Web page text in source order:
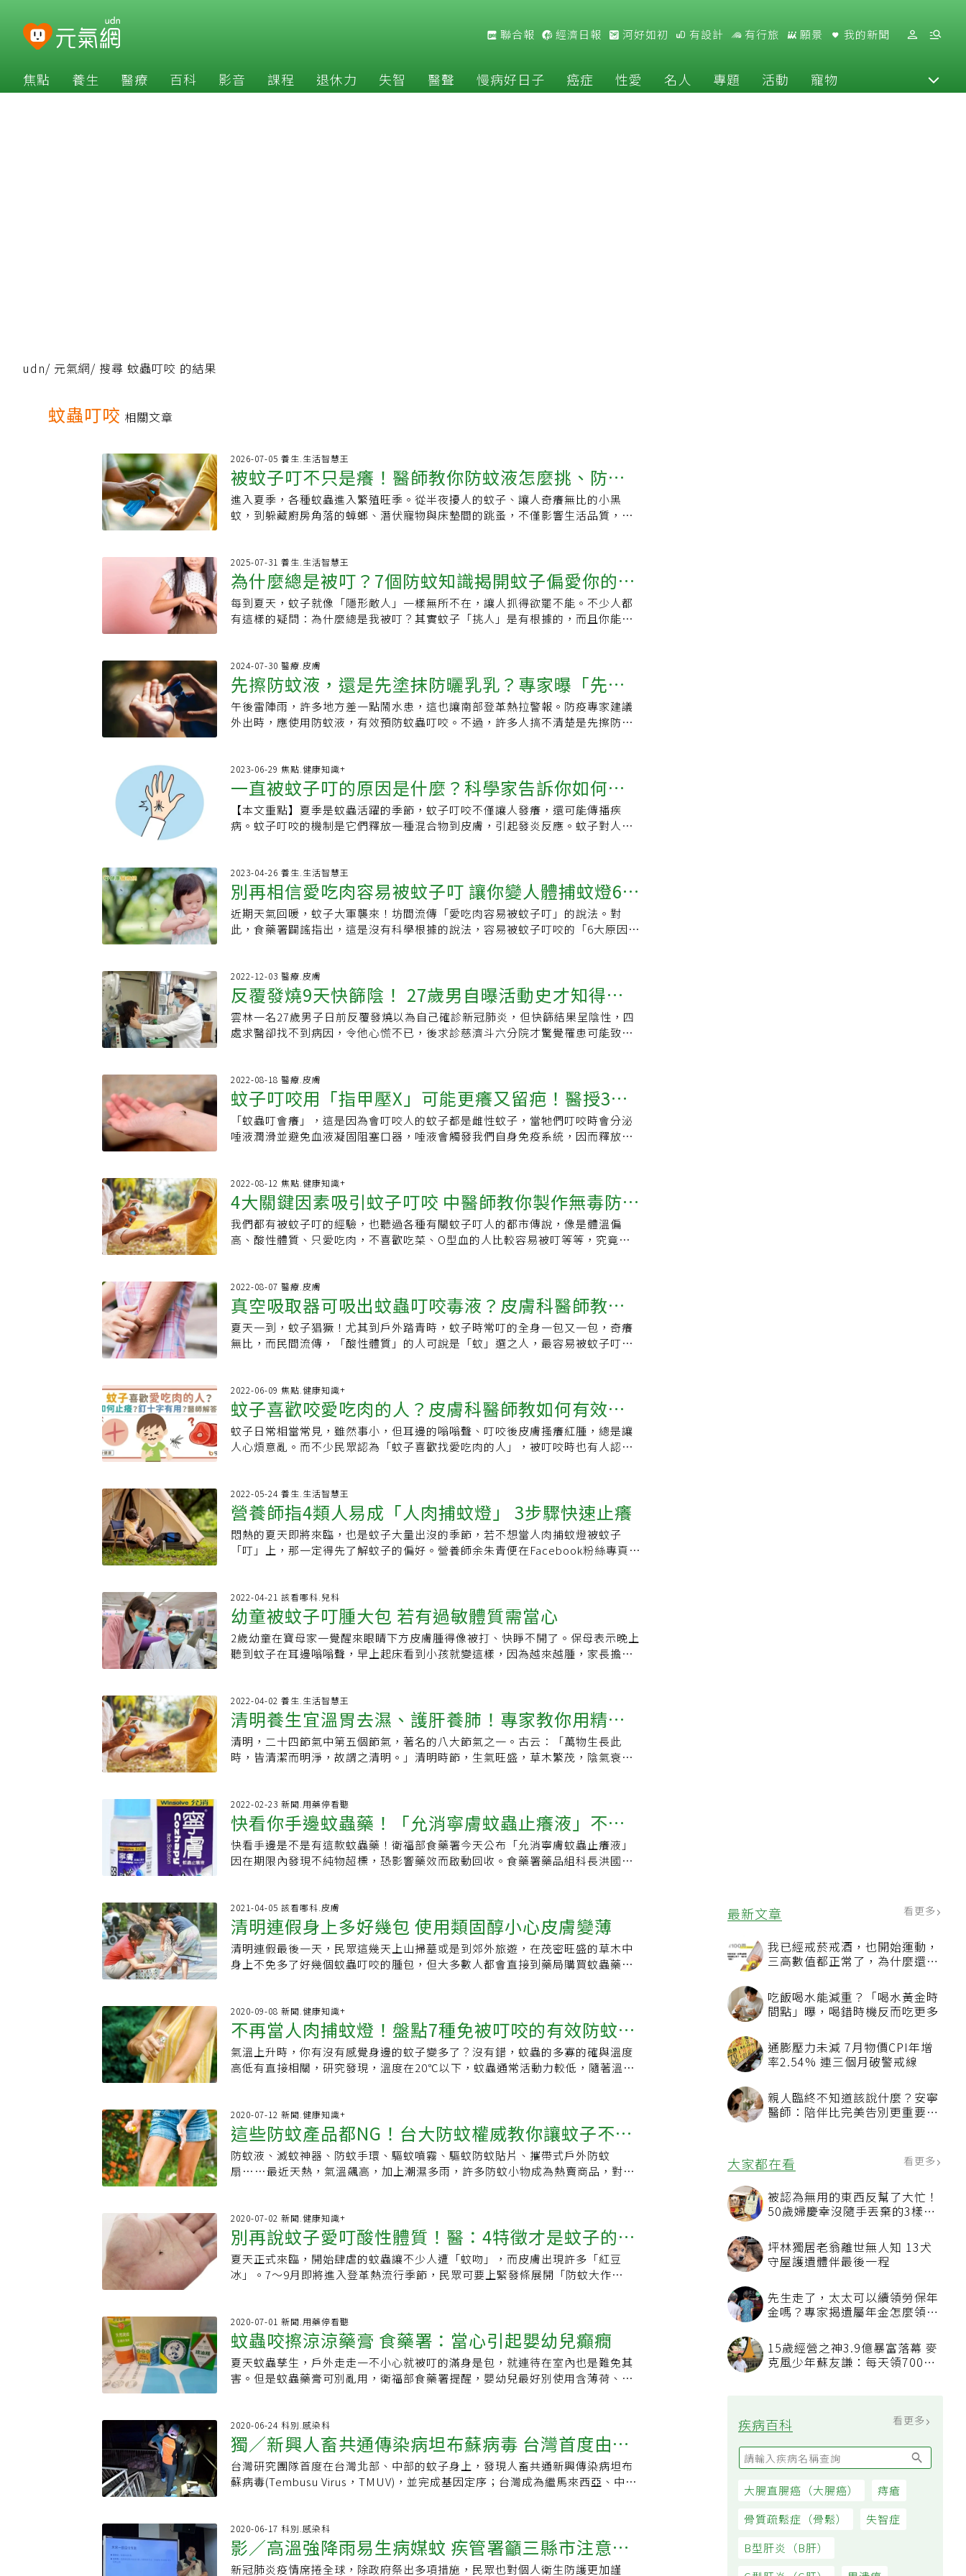
聯合報 經濟日報 河好如初 有設計 有行旅 願景 我的新聞
焦點 養生 醫療 百科 影音 課程 退休力 失智 醫聲 慢病好日子 癌症 性愛 名人 專題 活動 寵物
最新文章 看更多
我已經戒菸戒酒，也開始運動，
三高數值都正常了，為什麼還不
吃飯喝水能減重？「喝水黃金時
間點」曝，喝錯時機反而吃更多
通膨壓力未減 7月物價CPI年增
率2.54% 連三個月破警戒線
親人臨終不知道該說什麼？安寧
醫師：陪伴比完美告別更重要，
大家都在看 看更多
被認為無用的東西反幫了大忙！
50歲婦慶幸沒隨手丟棄的3樣物
坪林獨居老翁離世無人知 13犬
守屋護遺體伴最後一程
先生走了，太太可以續領勞保年
金嗎？專家揭遺屬年金怎麼領，
15歲經營之神3.9億暴富落幕 麥
克風少年蘇友謙：每天領700元
疾病百科 看更多
大腸直腸癌（大腸癌）
痔瘡
骨質疏鬆症（骨鬆）
失智症
B型肝炎（B肝）
udn/ 元氣網/ 搜尋 蚊蟲叮咬 的結果
蚊蟲叮咬 相關文章
2026-07-05 養生.生活智慧王
被蚊子叮不只是癢！醫師教你防蚊液怎麼挑、防蟲5
大重點
進入夏季，各種蚊蟲進入繁殖旺季。從半夜擾人的蚊子、讓人奇癢無比的小黑
蚊，到躲藏廚房角落的蟑螂、潛伏寵物與床墊間的跳蚤，不僅影響生活品質，更
人，更是重要的病媒生物，可傳播多種病原體，例如登革熱、屈公病及瘧疾等疾
病。新光醫院醫務秘書、感染科主治醫師黃建賢指出，不同蚊蟲種類與環境條
件，會影響疾病傳播風險，民眾不必過度恐慌，但仍需提高警覺。蚊子叮不只是
癢，登革熱病媒蚊最要防範。黃建賢指出，常見的家蚊主要造成叮咬後的皮膚搔
癢，目前沒有證據顯示會傳播人類重大傳染病，因此不必過度緊張；真正需要留
昆蟲或動物叮咬不同，蚊子透過細長口器吸血，可能將唾液中的病原體帶入人
體。黃建賢表示，是否造成感染，除了蚊種因素，也與環境中是否存在病原體有
關。例如瘧原蟲感染目前在台灣已無本土流行，多為境外移入個案，因此整體風
險相對較低，但仍不可掉以輕心。出現登革熱症狀需警覺，清除孳生源最關鍵。
衰竭等重症反應，甚至危及生命。因此若出現疑似症狀，應及早就醫並告知蚊蟲
叮咬史。針對防蚊措施，黃建賢指出，民眾應以環境管理為優先，包括清除積水
容器、避免孳生源，並在蚊蟲活動時節加強居家防護，如關閉門窗、加裝紗窗，
並使用電蚊拍、捕蚊燈等工具。天然方式如精油或焚燒艾草，雖可短暫驅趕蚊
蟲，但效果有限，仍需搭配物理或化學防治方式。防蚊液依年齡挑選濃度，幼兒
到防蚊效果；環境用藥則不可直接接觸人體。使用時應依照標示濃度與頻率，避
免過量使用。通常幼兒使用需特別注意濃度與使用頻率，避免接觸眼口與黏膜部
位，並由成人協助塗抹。疾管署建議，成人可選用敵避濃度≦50%的防蚊藥劑，
而年齡兩個月以上的孩童，只建議使用DEET濃度為10%至30%的防蚊藥劑，且
防止蚊蟲叮咬。另外，含派卡瑞丁的防蚊藥劑，依目前的產品許可證，僅適用於2
歲以上孩童。冷敷可緩解搔癢，避免過度搔抓造成細菌感染。除了塗抹式防蚊
液，電蚊香與電蚊香片也是常見選擇，其主要成分多為除蟲菊精類
（Pyrethroids），可干擾蚊蟲神經系統以達驅殺效果。使用時應保持室內通風，
並依產品說明操作，避免長時間於密閉空間高劑量暴露。若不慎遭蚊蟲叮咬，應
帶來清涼感，暫時減輕不適，但並非治療藥物。整體而言，防蚊重點在於環境清
除與個人防護並行，正確使用防蚊工具與藥劑，才能有效降低疾病風險。蟲蟲冷
知識．我家住十樓，蚊子竟然飛得上來？蚊子也會「搭電梯」（電梯門開啟時進
入）！雖然蚊子由地面垂直起飛直達十樓的機率不大，但藉由氣流、工具的運
物汁液或花蜜為食，雌蟲則會叮咬人類吸血，造成明顯紅腫與搔癢。小黑蚊的活
動時間具有明顯規律，主要集中在白天時段，尤其以清晨與傍晚最活躍。一般來
說，上午約8點到10點、下午約3點到6點，是出沒與叮咬的高峰期，幾乎不在夜
間活動。資料來源／衛福部疾管署
2025-07-31 養生.生活智慧王
為什麼總是被叮？7個防蚊知識揭開蚊子偏愛你的真
相
每到夏天，蚊子就像「隱形敵人」一樣無所不在，讓人抓得欲罷不能。不少人都
有這樣的疑問：為什麼總是我被叮？其實蚊子「挑人」是有根據的，而且你能透
等積水容器，就連一個瓶蓋的水量都足夠蚊子繁殖。一般只有雌蚊才會叮人吸
血，因為牠們需要血液中的蛋白質來製造卵子。雄蚊只吸花蜜，不吸血。蚊子會
用一根像針一樣的口器（口吻），會刺入皮膚吸血，並注入唾液以防血液凝固。
這個過程幾乎無痛，所以你常常沒感覺就被叮了。由於你的身體會把蚊子的唾液
當作外來物質，進而啟動免疫反應，釋放組織胺，這會導致皮膚紅腫、發癢。防
讓蚊子無法抗拒。2.O型血的人被叮更多實驗發現，O型血的人被叮的機率是A型
的兩倍，B型則介於中間。雖然血型改不了，但可透過其他方式補強防禦。3.少喝
酒、保持冷靜喝酒會升高體溫與二氧化碳排放，讓蚊子更容易發現你。運動後或
呼吸急促時也一樣容易吸引蚊子。4.穿對衣服才有用蚊子偏好深色、吸熱的衣
6.清除家中所有積水蚊子能在任何靜止水面產卵，從水缸、花盆、飲料瓶蓋到排
水孔都不能放過。每週巡視一次家中戶外積水區域。7.越香越容易被叮是真的身
體的細菌組成會影響你散發的氣味，而這些氣味可能會吸引或排斥蚊子。少用香
水、香皂、芳香乳液可降低吸引力。不過足部的「起司味」氣味對蚊子來說是超
強吸引劑，因此記得洗腳。【資料來源】．Mosquitoes bite! 5 tips for making
2024-07-30 醫療.皮膚
先擦防蚊液，還是先塗抹防曬乳乳？專家曝「先後
順序」，塗抹前注意3件事
午後雷陣雨，許多地方差一點鬧水患，這也讓南部登革熱拉警報。防疫專家建議
外出時，應使用防蚊液，有效預防蚊蟲叮咬。不過，許多人搞不清楚是先擦防蚊
灑於衣物，有些則可塗抹於皮膚，但是並非所有部位都可以塗抹，使用前仍需確
認使用注意事項等相關標示，若有傷口或過敏等肌膚須盡量避開，避免過度刺激
皮膚造成不適。2.維持防護時間：防蚊液產品需要注意塗抹後可維持的時間，以
便進行補擦，如果防蚊液保護效力減弱，身邊仍有蚊子徘徊，則應遵循說明書／
仿單的用量說明，適量補擦。3.塗抹順序：如果需同時使用防曬與防蚊產品，建
搔癢 塗抹這2類藥膏可緩解民眾被蚊蟲叮咬後，皮膚搔癢時，該怎麼辦？食藥署
提出2大建議：1.先以肥皂和乾淨的清水清洗傷口，減少感染風險，適度減緩搔
癢。2.適度冷敷，有助於消腫止癢。但儘量避免過度抓癢，以免引發細菌感染。
至於想要有效消炎消腫，建議選擇下列2類蚊蟲藥膏：1.含抗組織胺藥品：主要緩
兒被叮咬後產生紅腫反應，持續惡化，或蚊蟲叮咬處不慎抓傷破皮或疼痛，應盡
快就醫，諮詢醫師，避免引發蜂窩性組織炎。★本文經《NOW健康》授權刊登，
原文刊載於此★關心健康生活大小事，點此進入【NOW健康】延伸閱讀：．幾歲
開始老很快？醫曝3年紀是斷崖式衰老關鍵，6方法延緩老化．長壽最佳步數不是1
萬步？ 歐洲研究：走「這個步數」可降低死亡風險．當70歲時想過什麼樣的生
2023-06-29 焦點.健康知識+
一直被蚊子叮的原因是什麼？科學家告訴你如何預
防蚊蟲叮咬
【本文重點】夏季是蚊蟲活躍的季節，蚊子叮咬不僅讓人發癢，還可能傳播疾
病。蚊子叮咬的機制是它們釋放一種混合物到皮膚，引起發炎反應。蚊子對人體
空調並裝紗窗來防止蚊子進入室內。外出時要保持活動，不要靜止不動，並注意
穿著適當的衣物。--by ChatGPT夏季不只氣溫炎熱，也是蚊蟲容易出沒的季節，
被蚊子叮咬不僅讓你發癢，還會傳播包含登革熱、瘧疾、茲卡病毒感染症等疾
病。事實上蚊子是世界上最致命的動物之一，造成的死亡人數比世界上任何其他
生物都多。即便你周遭的蚊子不帶有這些病菌，被蚊子叮咬仍是一件惱人的事，
時，需要額外的蛋白質，而這些蛋白質是通過喝血獲得的。美國約翰霍普金斯瘧
疾研究所分子微生物學和免疫學助理教授Conor McMeniman博士告訴
《CNN》，蚊子的優勢在於它可以快速吸血，然後在不被發現的情況下飛走。為
了實現這一目標，蚊子向皮膚吐出一整套不同蛋白質的混合物，這些蛋白質充當
叮咬後相對毫髮無傷地留下了幾個丘疹狀的斑點，而有的人可能會出現不得不護
理的傷痕。什麼東西最吸引蚊子？McMeniman表示，有些人確實是比較容易吸
引蚊子，他在《當代生物學》(Current Biology)期刊上最近的研究中記錄了這一
點。蚊子對構成每個人體味的一系列化學物質的反應不同，它們認為某些化學物
質比其他化學物質更令人胃口大開。不幸的是，找出某些人對蚊子特別有吸引力
你的味道，然後看到你，然後當它們足夠近時，也許距離宿主一公尺之內，它們
實際上可以檢測到從你皮膚散發的熱信號。吸引遠方蚊子的最重要的氣味之一是
二氧化碳，即我們呼吸時呼出的氣體。此外，一些研究表明，喝啤酒的人更容易
被蚊子叮咬，而另一些研究則表明，包括紅色在內的某些顏色可能對蚊子特別有
蟲劑。為了防止蚊子進入家中，確保你的窗戶裝有紗窗並在晚上打開風扇或空
調。每周清除院子裡的雜物並排出積水，以防止蚊卵孵化。需謹記的是，沒有什
麼靈丹妙藥可以保護你免受蚊蟲叮咬。儘管各種研究得出的訊息可能很誘人，但
沒有簡單的飲食習慣、避免的顏色或肥皂的氣味就能驅趕蚊子。至於外出如何避
免叮咬？國內防蚊權威、台大昆蟲系名譽教授徐爾烈曾建議，外出時千萬不要靜
步運動，務必帶著外套以及毛巾，運動後擦汗並穿上薄外套，否則一流汗，體溫
高一點，就會招惹許多病媒蚊。防蚊液使用注意事項．距離皮膚或衣物10至15公
分，緩慢噴灑。．用於臉部時，先噴於手掌再塗於臉部，並避開眼、口周圍。．
有傷口、過敏或曬傷的皮膚，不要使用。．如與防曬產品一起使用，應先使用防
分的驅蚊產品。【資料來源】．What scientists say keeps mosquitoes at bay
2023-04-26 養生.生活智慧王
別再相信愛吃肉容易被蚊子叮 讓你變人體捕蚊燈6大
原因一次看
近期天氣回暖，蚊子大軍襲來！坊間流傳「愛吃肉容易被蚊子叮」的說法。對
此，食藥署闢謠指出，這是沒有科學根據的說法，容易被蚊子叮咬的「6大原因」
是沒有科學根據的說法。事實上，蚊子主要是靠化學以及物理方式來尋找宿主。
比如視覺、嗅覺、溫度、濕度等等。 容易被蚊子叮咬的6大原因：深色衣服、噴
香水、血型、體溫、二氧化碳、體味 研究指出，人體皮膚表面有豐富的游離脂肪
酸，這些脂肪酸在與細菌代謝之下，會產生許多不同氣味的羧酸。而個體的皮膚
羧酸豐富度與蚊子吸引力之間有關聯，對於不容易被蚊子叮的人而言，他們可能
味分子，從而增加人類對於蚊子的吸引力，以增加瘧疾的傳播。食藥署呼籲，民
眾不要再相信蚊子的叮咬與酸性體質有關係，事實上，人體的酸鹼度會維持在一
定的定值，不會因為飲食而有過大的改變。 預防蚊子叮咬2大招：定時的噴防蚊
液、穿著長褲長袖至於被蚊蟲叮咬後，擦小護士有效嗎？食藥署說明，一般民眾
夠有效緩解。 止癢藥3大主要成份 抗組織胺：最常見的成分，可以直接消腫消
癢。 局部麻醉：透過麻醉效果，達到止癢效果，但是沒有消炎作用。 類固醇：通
常使用較弱效的類固醇，利用抗發炎作用，減少皮膚發癢情形，但不建議用在有
傷口的地方。 止癢藥7種次要成分則如下： ．保濕劑：例如尿素、泛醇
(panthenol)，它們能維持皮膚屏障，減少過敏原刺激，減少搔癢刺激感。 ．
注意力。 ．甘草酸(glycyrrhetinic Acid)：具有類似類固醇的抗發炎作用。 ．水
楊酸：常見的消炎止痛藥成分。 ．金盞花：含有豐富的類黃酮以及三萜類成分，
是天然的抗發炎成分。 ．紫雲膏：傳統的中藥良方，具有消炎消腫、滋潤肌膚的
作用。 食藥署最後提醒，2歲以下的小孩禁止使用添加薄荷或是樟腦成分的藥
肝？ 醫：全錯！資料來源：健康醫療網
https://www.healthnews.com.tw/readnews.php?id=57540責任編輯：辜子
桓
2022-12-03 醫療.皮膚
反覆發燒9天快篩陰！ 27歲男自曝活動史才知得
「恙蟲病」
雲林一名27歲男子日前反覆發燒以為自己確診新冠肺炎，但快篩結果呈陰性，四
處求醫卻找不到病因，令他心慌不已，後求診慈濟斗六分院才驚覺罹患可能致命
虛且無力，很擔心自己是否得了怪病。耳鼻喉頭頸外科主任黃俊豪表示，男子到
診時，脖子皮膚有塊黑色結痂，周圍有泛紅小點，手、腳也發現類似結痂症狀，
進一步詢問得知男子前陣子曾到新竹戶外爬山，綜合症狀都可能和恙蟲病有關，
抽血檢查後確診。 黃俊豪說，恙蟲病是由帶有立克次體的恙蟲，叮咬而感染的急
性發熱性疾病，蟲體主要在夏天大量繁殖，出沒山區、野外、雜草叢生等處，不
10至14天潛伏期，不會有症狀，後續才會出現黑色結痂、周圍泛紅，易讓人以為
單純被蚊蟲叮咬，直到潛伏期過後開始出現反覆發燒、畏寒、淋巴結腫大等症狀
才有警覺。而恙蟲病嚴重時甚至立克次體還會跑到全身各處，除淋巴結，還會擴
及肝臟、脾臟等造成器官腫大，若到心臟時則將導致心肌炎或腦膜炎、結膜炎
2022-08-18 醫療.皮膚
蚊子叮咬用「指甲壓X」可能更癢又留疤！醫授3招
快速止癢
「蚊蟲叮會癢」，這是因為會叮咬人的蚊子都是雌性蚊子，當牠們叮咬時會分泌
唾液潤滑並避免血液凝固阻塞口器，唾液會觸發我們自身免疫系統，因而釋放組
示，大部分的叮咬並不會就此留下疤痕，通常是因為被叮咬導致的癢感令人搔抓
不止，造成破皮，引起發炎反應，就會促使黑色素細胞生成黑色素沉澱，因此就
會留疤，青春痘好後留下黑色痘疤也是同樣的道理。（推薦閱讀：小心留疤！傷
口通風乾燥、藥水消毒都是錯的 專家授「傷口正確處理法」）雖然不特別處理幾
個月後顏色會慢慢淡掉，因為皮膚本來就會自然代謝，年紀愈輕的人或黑色素沉
水去發癢部位止癢，這都是利用痛感/熱感來轉移對癢的感受，但指甲依舊會傷皮
膚，陳昱璁分享，曾遇過患者使用指甲反覆壓印皮膚造成整片皮膚破皮流血，指
壓肌膚也會讓細胞釋放更多組織胺，反而更癢；熱水則是會破壞皮脂膜，使皮膚
更為敏感，更容易癢。因此這兩種方式都不推薦。被叮咬後 正確止癢方法為了
抹保濕產品可降低皮膚敏感度。2、局部塗抹類固醇藥膏是最有效的止癢方式，快
速將癢感壓制下來，才不會愈抓愈癢。但是類固醇的用量注意要適量，建議要由
專業皮膚科醫師開立類固醇外用藥等處方。3、嚴重大面積發癢時由醫師開立口服
抗組織胺或類固醇。（推薦閱讀：皮膚癢要擦什麼藥？ 藥師解析「5類成分用
途」：別傻傻亂塗）美白除疤 常見方式一次看．美白成分：如麴酸(Kojic
力，淡化黑斑效果。雖然有些成分美妝店就買的到，建議還是要醫師指示，避免
有不良反應，尤其是兒童不建議隨意使用。．表淺性化學處理：果酸、杏仁酸、
水楊酸、A酸能促進角質細胞代謝，將表淺黑色素帶走，改善暗沉。．雷射：黑色
素沉澱較深層時會需要多次慢慢處理。．防曬：避開紫外線，避免黑色素生成。
大的問題，不過每個人的膚質畢竟有異，要嘗試之前記得先從小面積開始試用，
或是向皮膚科醫師諮詢評估後再使用。延伸閱讀： ·小黑蚊叮滿身包癢到哭？ 急
診醫授「3招自救」：這時段最容易成目標 ·睡到一半被蚊子吵醒好困擾！「7方
法」讓蚊蟲不敢靠近你
2022-08-12 焦點.健康知識+
4大關鍵因素吸引蚊子叮咬 中醫師教你製作無毒防蚊
包
我們都有被蚊子叮的經驗，也聽過各種有關蚊子叮人的都市傳說，像是體溫偏
高、酸性體質、只愛吃肉，不喜歡吃菜、O型血的人比較容易被叮等等，究竟蚊
有感覺毛，毛上化學感受器的神經細胞，能偵測空氣中分子濃度的細微變化。
2015年加州理工學院（California Institute of Technology）研究團隊發表在
《當代生物學(Current Biology)》的論文中提到：蚊子遠在100公尺外，就能偵
測到人體產生的二氧化碳，人類呼出二氧化碳的濃度約為4％，比空氣中二氧化碳
的濃度高出一百多倍。經由感受器，蚊子很容易能夠找到發出二氧化碳的位置。
及顏色深色的物體。因此「新陳代謝高的兒童、體溫高的孕婦，易出汗、愛喝酒
或碳酸飲料，有腳臭以及有特殊氣味的人」較容易成為蚊子的「獵物」。 破解迷
思：愛吃肉，真的比較容易被蚊子叮嗎？「體質酸鹼理論」捏造者Robert O.
Young，已在2018年被美國法院判賠1.05億元美金，宣告終結這場十多年來的騙
為體質太酸啦！ 從中醫角度來看，「濕熱體質」和「陰虛內熱」體質，最容易招
蚊子叮。愛吃辛辣、油膩、重口味，以及常喝手搖飲、菸酒過多的人，體內容易
生濕、鬱而化熱，濕和熱結合在脾胃中，會阻礙氣機運行，形成濕熱體質。• 濕
熱體質的人大多怕熱、易出汗、舌苔黃膩，常口苦口乾、口臭、眼乾目赤、四肢
常感沉重，睡多久都感覺不夠，而小便量少偏黃、大便偏軟，容易黏馬桶，便後
重口味、甜膩、滋補及偏熱型食物，如奶茶、咖啡、冰啤酒等，水果類亦要避免
荔枝、芒果及榴槤，以免加重濕熱症狀，增加被蚊叮的機會。若要加強清熱利濕
方面，則可食用具清熱祛濕功效的食物，如薏苡仁、綠豆、赤小豆、土茯苓及冬
瓜等。 • 陰虛內熱體質的人容易流汗、體溫相對偏高，面部時常有烘熱感、咽乾
乾結。 出現陰虛內熱症狀者，飲食亦宜清淡，尤其切忌晚睡熬夜，平時則可補充
滋陰潤燥的食物，如銀耳、百合、雪梨及蜂蜜等，有助清熱滋陰，讓體質變得平
和，減少被蚊子叮咬的機會。O型血的人，最容易被蚊蟲叮咬對此，日本與歐美
都有相關實驗與統計，其中《醫學昆蟲學雜誌（Journal of Medical
Entomology）》刊登過一項研究，比較O、B、AB、A等4種血型的受試者，哪一
至今仍不明確。 動手自製天然無毒的驅蚊中藥香包為了避免成為蚊子的盤中飧，
採取防蚊措施，除了把汗擦乾，保持身體乾爽、無異味，穿著淺色長袖衣物、避
免噴香味太濃的香水之外，也可動手製做天然驅蚊的中藥香包。 • 材料：丁香、
艾葉、白芷、紫蘇葉、石菖蒲、藿香、金銀花、薄荷、薄荷腦、檸檬草，各5公
扇，將自然系的味道傳遞得更遠，驅蚊的效果會更好唷！ ※使用中藥包的注意事
項：1.藥材新鮮：藥材若放置太久，導致精油揮發，便失去驅蚊效果，選購時應
避免購買受潮、發黴，或腐爛的藥材。2. 打碎藥材：製作時才把藥材打碎，讓精
油釋放出來，達到驅蚊蟲效果。3. 製做防蚊液：一旦藥材沒味道，就要更換。建
議把汰換下來的藥材，製成防蚊液，利用75%酒精與水1：1浸泡藥材後，就可拿
體質避免使用。 參考文獻：Kripena, K. (2020, May 13). How Do Mosquitoes
Bite? INSECT COP. van Breugel et al., Mosquitoes Use Vision to Associate
Odor Plumes with Thermal Targets, Current Biology (2015)郭世文，〈關於蚊
子的一些事〉，《科學發展》，2011 年 5 月。
2022-08-07 醫療.皮膚
真空吸取器可吸出蚊蟲叮咬毒液？皮膚科醫師教你
真正有效緩解搔癢和防蚊要領
夏天一到，蚊子猖獗！尤其到戶外踏青時，蚊子時常叮的全身一包又一包，奇癢
無比，而民間流傳，「酸性體質」的人可說是「蚊」選之人，最容易被蚊子叮？
也可以使用防蚊產品，如防蚊液，噴在皮膚和衣服上，皆能發揮效果，原理很簡
單，並非靠液體、而是靠防蚊液散發的氣味抵禦蚊子襲擊身體。防蚊液不只擦皮
膚 衣服也可以沈孟暵醫師表示，如果不想被蚊子咬，可穿著薄的長袖衣物，亦
可使用含有DEET（敵避）成分的防蚊產品，使用上建議可噴於露出來的皮膚，也
可以噴在衣服上，因為防蚊產品是靠氣味避免蚊子叮咬。不過有些民眾擔心敵避
前，可以先在小範圍的皮膚上試擦，待10分多鐘後，若產生搔癢、蕁麻疹等過敏
反應，即不適合使用該防蚊產品。一般而言，被蚊子叮的腫包通常會自行消退，
其實反而害怕的是民眾過度搔癢，造成皮膚受損，容易引發感染，沈孟暵醫師建
議，若趕到搔癢難耐，可冰敷，或擦蚊蟲叮咬的藥膏，通常這類藥膏含有輕微的
來」，這真的有效嗎？沈孟暵醫師表示，其原理可能是透過多次吸取皮膚，使得
神經的敏感度下降，如同平時抓癢是為了讓皮膚神經去敏感化，或是透過痛感以
蓋過癢感。真空吸取器會使皮膚神經較不敏感，達到止癢的功能，「但是應該是
不可能把蚊子咬的毒液，或毒針吸出來，畢竟毒液早就滲透到皮膚深層，另外，
蚊子也不會將口器留在皮膚上，我認為沒有這麼神奇的效果。」最佳的防蚊方法
精油，類似利用氣味避免蚊子靠近，但是，這類產品的效果依個人使用狀況有所
不同。腫包超大擔心感染？ 有這些現象務必送醫有些病人被蚊子叮咬後，會產
生較強烈的反應，尤其幼童仍在成長發育，免疫系統尚未建立完全，常常會發現
腫包久久仍不見消退，或非常大塊，這也和個人體質有關係，代表引發的免疫反
精神、活力都很好，也不會感到疼痛，就讓它慢慢好起來，但若小朋友搔抓得很
厲害，也有明顯的傷口，甚至會感到疼痛或發燒，就需要注意可能是感染的跡
象，務必就醫檢查。（常春月刊／編輯部整理、文章授權提供／健康醫療網）延
伸閱讀： ·小黑蚊叮滿身包癢到哭？ 急診醫授「3招自救」：這時段最容易成目
標 ·天氣漸熱蚊子愈來愈多！ 專家揭「防蚊液使用原則」：小心中毒
2022-06-09 焦點.健康知識+
蚊子喜歡咬愛吃肉的人？皮膚科醫師教如何有效止
癢及防蚊
蚊子日常相當常見，雖然事小，但耳邊的嗡嗡聲、叮咬後皮膚搔癢紅腫，總是讓
人心煩意亂。而不少民眾認為「蚊子喜歡找愛吃肉的人」，被叮咬時也有人認為
奕騰醫師一一解惑。 為什麼常被蚊子咬？被針對？蚊子喜歡愛吃肉的人？ 曾奕騰
醫師表示，關於蚊子叮咬的對象有不少相關研究，當中包括了人體的表面溫度、
二氧化碳排放量、氣味、生物體積、活動程度等，但對於蚊子是否真的特別喜歡
愛吃肉的人，這點則尚無可信的研究定論，推測為以訛傳訛。 不過許多人確實總
覺得常被蚊子咬，明明在同一個空間內，就只有自己被針對。對此曾奕騰醫師表
擇性叮咬，但更常見的情形是同個空間大家都有被咬，只是因為反應較強較明
顯，所以覺得一直被咬，這和個體對蟲咬免疫反應有關。 醫師更進一步解釋，越
常被同一種蚊子咬的人，身體的免疫系統也會日漸習慣，被蚊蟲叮咬的感受也會
越來越不明顯，反之，較少接觸的就可能相當強烈明顯。例如嬰兒被蚊子咬到，
國外或出遊被咬就一大包，這也是同樣的道理。而被蚊子咬也未必會當下就出現
反應，很多情況是被咬後約1-3天才出現延遲症狀。 被蚊子咬如何有效止癢？用
指甲釘十字真的有用？ 民眾被蚊蟲叮咬時，大多就是抓癢，曾奕騰醫師提醒盡可
能避免。抓癢雖然較直接較舒服，可以暫時舒緩癢感，但往往會陷入越抓越癢的
惡性循環，也就容易抓破傷口，若形成傷口有細菌感染的可能，嚴重也可能形成
敷、輕拍、塗薄荷油等，若有抗組織胺藥物也可遵照仿單使用。而民眾口耳相傳
的「釘十字」其實也是有用的，原理和輕拍一樣，是藉由小幅度的刺痛轉移發癢
的注意力，不過要注意的是避免太用力，以免指甲抓破形成傷口。 防蚊、驅蚊養
成習慣別用手打，醫：小心打到「隱翅蟲」！ 防範蚊蟲叮咬，曾奕騰醫師建議，
部位，而防蚊液應循合法、正常通路購買，避免買到來路不明的，防蚊不成反倒
引起不可預期的皮膚疾病。 曾奕騰醫師也提醒，民眾日常驅趕蚊蟲時，應養成揮
趕驅逐的習慣，原因在於很多蚊蟲其實長的大同小異，打下去的未必就是蚊子，
又或者即便知道不是蚊子也照打，若打到不明的昆蟲很有可能引起急性皮膚疾
病，例如「隱翅蟲」就是個常見例子，打下去會破裂、蟲體會釋出名為「隱翅蟲
蚊蟲應以雙手揮舞驅趕，或直接使用電蚊拍為佳。 《延伸閱讀》 ．看到蟲別亂
打，小心被報復！隱翅蟲易皮膚爛，醫教３情境應對。 ．常常皮膚癢竟是「身體
發霉」？醫指好不了４關鍵，６招防範！ 以上新聞文字、圖片皆屬《今健康》所
有，網站、媒體、論壇引用請註明出處。
2022-05-24 養生.生活智慧王
營養師指4類人易成「人肉捕蚊燈」 3步驟快速止癢
悶熱的夏天即將來臨，也是蚊子大量出沒的季節，若不想當人肉捕蚊燈被蚊子
「叮」上，那一定得先了解蚊子的偏好。營養師余朱青便在Facebook粉絲專頁上
化學成分如汗水裡的乳酸、化妝品的硬脂酸，對蚊子來說很有吸引力，所以她建
議可化淡妝、外出隨時擦汗。再來是呼出二氧化碳多及體溫高的人，由於蚊子會
透過兩者追蹤目標，所以運動者、孕婦、小孩、喝酒的人容易成為蚊子的覓食對
象。最後則是穿藍色、黑色等深色衣服的人，因蚊子喜歡停留弱光背景，加上衣
服顏色吸熱效果好、易讓二氧化碳停留，「根本就是絕佳棲息帶呀」。「別再畫
塗抹皮質性類固醇藥膏，改善傷口腫脹，如此一來，即可舒緩叮咬處的不適感。
2022-04-21 該看哪科.兒科
幼童被蚊子叮腫大包 若有過敏體質需當心
2歲幼童在寶母家一覺醒來眼睛下方皮膚腫得像被打、快睜不開了。保母表示晚上
聽到蚊子在耳邊嗡嗡聲，早上起床看到小孩就變這樣，因為越來越腫，家長擔心
素，造成嚴重的蕁麻疹，或血管性水腫，有時還有可能起水泡，這些嚴重的反
應，隨著成長長免疫系統會成熟，慢慢改善。王淳峻說明，萬一過敏已經發作
了，可以口服抗組織胺或類固醇藥物，經過兩天就會緩解了；但如果過敏太嚴重
導致喉部水腫甚至呼吸急促，就需要掛急診注射藥物處理。桃園醫院護理師鄒瑞
瑩說，預防方法是在蚊子叮咬初期，可使用強效類固醇藥膏擦拭覆蓋被叮咬之
細菌入侵後要造成蜂窩性組織炎，通常皮膚要先被抓破，並且感染48小時後才會
腫那麼明顯，若真是細菌感染小朋友早就痛到哇哇叫。若是因為搔癢而抓破皮
膚，隔天開始紅腫熱痛，也不要輕忽，建議這就時候需要看醫師，評估是否需要
使用抗生素。
2022-04-02 養生.生活智慧王
清明養生宜溫胃去濕、護肝養肺！專家教你用精油
自製防蚊噴劑，外出防蚊蟲叮咬
清明，二十四節氣中第五個節氣，著名的八大節氣之一。古云：「萬物生長此
時，皆清潔而明淨，故謂之清明。」清明時節，生氣旺盛，草木繁茂，陰氣衰
芋頭這類溫胃去濕的食物，亦可多吃護肝養肺，像是菠菜、山藥等食物。此外，
清明時節陽氣升發快，養陽關鍵在於「動」，可多參與戶外運動，加強體力的鍛
鍊，古時候在這時節安排祭祖和春遊，也是為了讓身體開始動起來。春季氣候易
忽冷忽熱，建議遵行「春捂」之說，不要過早脫下厚外套，或維持下厚上薄的穿
衣原則，因陽氣需要從底部往上升發，寧願下身熱也不能冷到。這個季節身體容
量」的精油配方，將葡萄柚、杜松、秘魯聖木，以上3種精油各5滴，滴入裝有
50ml純水或礦泉水的噴瓶容器中搖勻，製作成淨化噴霧，可清理濁氣、消除負能
量、讓心情變好，一掃陰霾。祭祖前，將淨化噴霧往頭上方的空間噴，讓噴霧自
然灑落到身上，形成正能量防護罩；祭祖後，使用同方法再噴一次，幫助淨化磁
樹、薰衣草、薄荷、尤加利，6支精油各3滴，共18滴，等比例與50ml純水或礦泉
水調和製作噴劑，噴在衣服上，防小黑蚊和蚊蟲叮咬，或於叮咬後噴，幫助止痛
和消腫。也可使用此6種精油配方各2滴，調和5ml的基底油製作消炎止癢膏，幫
助消炎止痛、退紅止癢，若本身很怕癢，可將薄荷精油多加2滴，提升止癢效果。
2022-02-23 新聞.用藥停看聽
快看你手邊蚊蟲藥！「允消寧膚蚊蟲止癢液」不純
物超標 食藥署回收
快看手邊是不是有這款蚊蟲藥！衛福部食藥署今天公布「允消寧膚蚊蟲止癢液」
因在期限內發現不純物超標，恐影響藥效而啟動回收。食藥署藥品組科長洪國登
止癢液」主成分為Diphenhydramine HCL、Lidocaine、DL-camphor和L-
menthol，主要用於暫時緩解皮膚刺激引起的搔癢、蚊蟲咬傷等。洪國登表示，
這款藥品的效期為兩年，但廠商在第三個月進行安定性試驗時發現不純物超過標
準0.2%。由於這些不純物為藥品成分隨時間降解產生的衍生物，可能影響藥效，
因此啟動回收兩批（回收批號：CHL N001、CHL N002）。另外，食藥署也要求
因指示用藥民眾可自行在藥局或藥妝店購買，因此若是發現手邊有此產品，可至
原購買藥局或直接向製造廠商聯繫。另請各醫療院所、藥商、藥局配合辦理回收
作業，立即停止調劑、供應。
2021-04-05 該看哪科.皮膚
清明連假身上多好幾包 使用類固醇小心皮膚變薄
清明連假最後一天，民眾這幾天上山掃墓或是到郊外旅遊，在茂密旺盛的草木中
身上不免多了好幾個蚊蟲叮咬的腫包，但大多數人都會直接到藥局購買蚊蟲藥來
示，身體各部位的表皮角質層厚度不同，吸收程度也不同，為讓藥物在角質增厚
處、易流汗處、毛髮較濃密處或大面積部位能完全發揮藥效，外用製劑會依不同
的油、水比例製作出不同劑型，例如軟膏、乳膏及凝膠等產品可供選擇使用。其
中，紫草膏、綠油精、萬金油等是常見民眾被蚊蟲叮咬後購買的藥膏。曾德朋
說，這些藥膏主要是從植物萃取，或有薄荷成分，通常用於症狀緩解，舒緩發
到第七級，以第一級最強效。但是對付蚊蟲叮咬，不需要用到太高等級的類固
醇，一方面可能會過於依賴而變成習慣；另一方面，長期使用反而造成局部皮膚
變薄、免疫力改變。另外，有些人因為叮咬後皮膚搔癢，忍不住動手抓而破皮，
可能引發二度感染；因此有些類固醇藥物也會添加抗生素或是抗黴菌的成分，變
不回診；之後發生蚊蟲叮咬，認為和前次叮咬的狀況相同，而到藥局買一樣的藥
膏使用。不但破壞臨床症狀，甚至可能延誤治療期。食藥署則提醒，千萬不要任
意拿以前用剩的藥、或是別人的藥來亂擦，以免症狀還沒得到緩解，而使病情惡
化、引發感染等更嚴重的問題。最好能讓專業的醫藥人員進行評估，先向醫師或
向鄰近社區藥局藥師諮詢再購買合適的蚊蟲藥。使用前也要先詳讀藥品的使用說
不建議自行分裝小盒，以免變質。
2020-09-08 新聞.健康知識+
不再當人肉捕蚊燈！盤點7種免被叮咬的有效防蚊方
式
氣溫上升時，你有沒有感覺身邊的蚊子變多了？沒有錯，蚊蟲的多寡的確與溫度
高低有直接相關，研究發現，溫度在20℃以下，蚊蟲通常活動力較低，隨著溫度
色長袖衣褲，於皮膚裸露處塗抹防蚊液，才能避免遭受蚊子叮咬。 1、清除積水
蚊子的幼蟲（又稱為孑孓），通常生活在池沼、水溝或積水的器皿等處。因此，
防治登革熱的根本辦法，是清除家中及周圍環境的盛水容器，以減少病媒蚊孳
生，杜絕病毒的傳染。2、裝紗窗紗門或蚊帳安裝紗窗紗門是把蚊蟲杜絕門外的重
要手段，平時出入家裡時，應隨手關紗窗紗門，若有破損也應儘快修補。睡覺時
靜電原理，補捉飛在空中的蚊蟲，平時收納時，要注意放在孩童拿不到之處，以
免發生危險；至於捕蚊燈，是利用蚊子的趨光性捕蚊，當蚊子飛向捕蚊燈時，接
觸到燈管外的高壓電網受電擊而亡，因此，建議捕蚊燈應該放在暗處，效果較
好。4、蚊香／電蚊香蚊香或電蚊香的滅蚊原理，都是利用蚊子討厭的化學物質製
蚊液真正有衛福部認可的只有兩種，一種為DEET敵避，另一種則是Picaridin防
蚊液，研究發現，DEET可遮蔽人體所散發出的二氧化碳及乳酸氣；而
&amp;nbsp;Picaridin則是驅蚊劑，主要作用是使蚊蟲無法感受到獵物的氣味。
6、防蚊貼片/手環與防蚊液一樣，也是利用蚊蟲不喜歡的味道，達到驅逐的作
用，可以貼在孩子衣物、推車、床上等處，但隨著味道淡掉，也慢慢失去效果。
段補擦一次才夠力 別再說蚊子愛叮酸性體質！ 4特徵才是蚊子的最愛
2020-07-12 新聞.健康知識+
這些防蚊產品都NG！台大防蚊權威教你讓蚊子不近
身
防蚊液、滅蚊神器、防蚊手環、驅蚊噴霧、驅蚊防蚊貼片、攜帶式戶外防蚊
扇……最近天熱，氣溫飆高，加上潮濕多雨，許多防蚊小物成為熱賣商品，對於
小物長久以來，專攻登革熱病媒蚊研究的徐爾烈，被喻為全台灣最瞭解蚊子的男
人，對於防蚊，他自有一套建議。首先外出時，千萬不要靜止不動，例如，坐在
涼亭或是鞦韆上聊天，那肯定成為蚊蟲攻擊對象。此外，預防蚊蟲叮咬，一定要
穿上長褲、長袖衣服，如果至運動場跑步運動，務必帶著外套以及毛巾，運動後
擦汗，並穿上薄外套，否則一流汗，體溫高一點，就會招惹許多病媒蚊。再者，
看清三大標準走進藥妝店、西藥房，櫥櫃陳列著眾多防蚊產品，該怎麼挑呢？台
大皮膚科主任蔡呈芳提出三大標準，首先看看是否有衛福部核准字號？產品適用
在人身上嗎？防蚊效果可以維持多久？近年來，坊間陸續出現號稱「無毒且具有
防蚊效果」的天然防蚊產品，其中添加柑橘、樟腦油、精油、尤加利樹等成分，
驅蚊產品中，被證實最有效的成分，經過臨床測試，能夠減少蚊蟲叮咬的頻率，
但在使用上仍須小心。孩童使用 勿直接噴灑食藥署於106年7月間將DEET成分且
含量在15%以下的防蚊藥品，從「醫師藥師藥劑生指示藥品」改列為「乙類成
藥」，在藥局、百貨、雜貨店或各大便利商店均能販售，方便民眾購買。依據食
藥署建議，在使用防蚊產品前，需詳閱說明書，瞭解使用方式，例如，距離皮膚
品一起使用時，應先使用防曬產品，間隔5至10分鐘，再使用防蚊液，以免皮膚過
敏不適。家長幫孩子塗抹防蚊液時，務必先噴於手掌，再塗抹孩童身上，千萬不
要直接噴在皮膚上。再者，未滿5個月的嬰兒，請勿使用含有DEET成分的驅蚊產
2020-07-02 新聞.健康知識+
別再說蚊子愛叮酸性體質！醫：4特徵才是蚊子的最
愛
夏天正式來臨，開始肆虐的蚊蟲讓不少人遭「蚊吻」，而皮膚出現許多「紅豆
冰」。7～9月即將進入登革熱流行季節，民眾可要上緊發條展開「防蚊大作
鎖定的叮咬對象，具有以下特徵的人最容易被蚊子咬，來看看自己符不符合。1、
呼出二氧化碳多的人人在從事運動、勞動時，新陳代謝會加快，呼出的二氧化碳
量也會增多；要知道蚊子正好喜歡鎖定二氧化碳濃度高的生物叮咬，因此，小朋
友、肺活量高的人、肥胖的人，在群體中容易被蚊子叮咬。2、體溫高的人代謝快
的人，體溫也較高。這是因為蚊子的觸角有一個受熱體，對溫度特別敏感，也喜
謝等物質，這也是蚊子喜歡的味道；再者，容易流汗的人，因為身體排放的熱量
多，體溫也高，因此，汗多的人、正在運動的人、男人、小朋友等，都較容易被
叮。4、難以反擊的人一般人遇到蚊子叮咬會給予反擊，不過，若是嬰兒、行動不
便，或正在熟睡之人，自然容易成為蚊子的食物，特別是小寶寶，沒有做好防
其實是與個人體溫高低、呼出的二氧化碳濃度高低有關才是。不過，中醫則認
為，濕熱體質的人容易招惹蚊蟲，所謂的濕熱體質，是指體型胖、容易流汗、體
味較重、容易長痘痘、體質偏酸、容易口乾舌燥、便秘等有虛火之人，是蚊子喜
2020-07-01 新聞.用藥停看聽
蚊蟲咬擦涼涼藥膏 食藥署：當心引起嬰幼兒癲癇
夏天蚊蟲孳生，戶外走走一不小心就被叮的滿身是包，就連待在室內也是難免其
害。但是蚊蟲藥膏可別亂用，衛福部食藥署提醒，嬰幼兒最好別使用含薄荷、樟
代使用。食藥署在「藥物食品安全週報」提及，市售蚊蟲叮咬藥膏主要可分為四
類：抗組織胺、局部麻醉劑、類固醇和抗生素。其中，許多蚊蟲藥膏都含有抗組
織胺成分，像是Diphenhydramine、Chlorpheniramine，主要用途是可以緩解
紅腫和止癢。局部麻醉劑則常和抗組織胺一起製作成複方藥膏，本身並無消炎等
效果，但藉由局部麻醉效果可麻痺搔癢感，使紅腫癢的部位較不易因抓癢產生傷
局部水分散失，使皮膚變薄、受傷。因此最好依照建議用法和用量使用，並且避
免大面積塗抹和長期使用；尤其當因為搔癢抓破有傷口的時候，不可使用含類固
醇的藥膏，以免抑制免疫反應，增加傷口被感染的風險。另外，有些人因為蚊蟲
2020-06-24 科別.感染科
獨／新興人畜共通傳染病坦布蘇病毒 台灣首度由蚊
驗出
台灣研究團隊首度在台灣北部、中部的蚊子身上，發現人畜共通新興傳染病坦布
蘇病毒(Tembusu Virus，TMUV)，並完成基因定序；台灣成為繼馬來西亞、中國
易分辨，且會對雞鴨等畜禽產業造成危害，提醒畜牧業者需多留意。計畫主持
人、衛福部疾管署病媒病毒及立克次體實驗室博士研究員舒佩芸表示，疾管署從
2005年開始執行病媒蚊監測計畫，主要是監測日本腦炎、登革熱等疾病。舒佩芸
2020-06-17 科別.感染科
影／高溫強降雨易生病媒蚊 疾管署籲三縣市注意登
新冠肺炎疫情席捲全球，除政府祭出多項措施，民眾也對個人衛生防護更加謹